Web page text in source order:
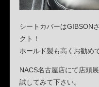
シートカバーはGIBSON
クト！
ホールド製も高くお勧め
NACS名古屋店にて店頭
試してみて下さい。